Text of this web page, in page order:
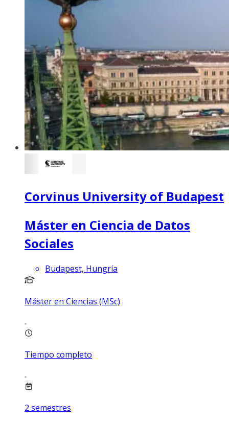
Corvinus University of Budapest
Máster en Ciencia de Datos
Sociales
Budapest, Hungría
Máster en Ciencias (MSc)
Tiempo completo
2 semestres